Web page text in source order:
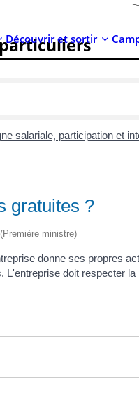
Découvrir et sortir
salariale, participation et
gratuites ?
ministre)
donne ses propres
doit respecter